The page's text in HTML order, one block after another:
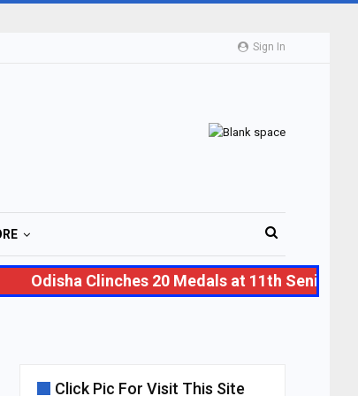
Sign In
Odisha Clinches 20 Medals at 11th Senior
Click Pic For Visit This Site